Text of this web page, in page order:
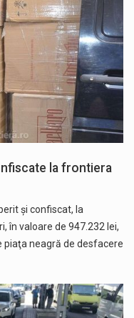
la frontiera
şi confiscat, la
în valoare de 947.232 lei,
neagră de desfacere